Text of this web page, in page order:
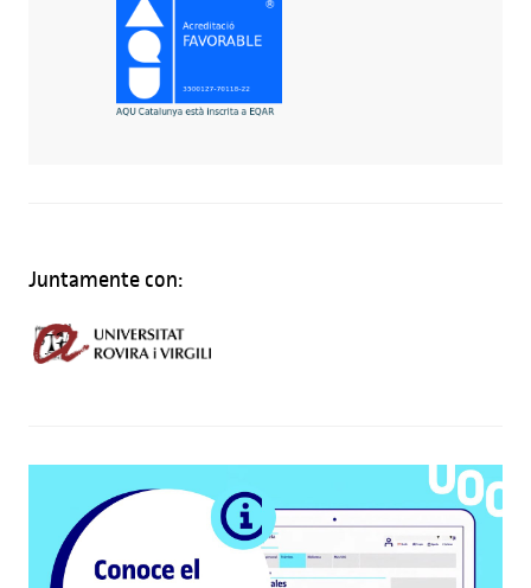
Juntamente con: